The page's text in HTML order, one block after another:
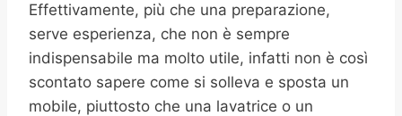
Effettivamente, più che una preparazione,
serve esperienza, che non è sempre
indispensabile ma molto utile, infatti non è così
scontato sapere come si solleva e sposta un
mobile, piuttosto che una lavatrice o un